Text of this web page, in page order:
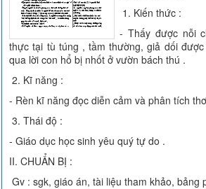
1. Kiến thức :
- Thấy được nỗi
thực tại tù túng , tầm thường, giả dối
qua lời con hổ bị nhốt ở vườn bách thú .
2. Kĩ năng :
- Rèn kĩ năng đọc diễn cảm và phân tích
3. Thái độ :
- Giáo dục học sinh yêu quý tự do .
II. CHUẨN BỊ :
Gv : sgk, giáo án, tài liệu tham khảo, bảng